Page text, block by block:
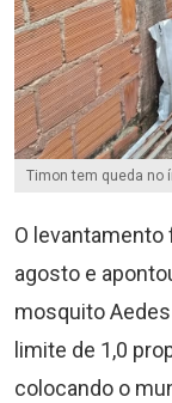
Timon tem queda no
O levantamento
agosto e
mosquito
limite de 1,0
colocando o